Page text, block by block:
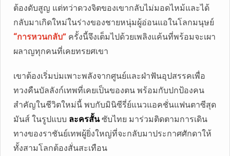
ต้องดับสูญ แต่ทว่าดวงจิตของเขากลับไม่มอดไหม้และได้
กลับมาเกิดใหม่ในร่างของชายหนุ่มผู้อ่อนแอในโลกมนุษย์
“การหวนกลับ” ครั้งนี้จึงเต็มไปด้วยเพลิงแค้นที่พร้อมจะเผา
ผลาญทุกคนที่เคยทรยศเขา
เขาต้องเริ่มบ่มเพาะพลังจากศูนย์และฝ่าฟันอุปสรรคเพื่อ
ทวงคืนบัลลังก์เทพที่เคยเป็นของตน พร้อมกับปกป้องคน
สำคัญในชีวิตใหม่นี้ พบกับมินิซีรี่ย์แนวแอคชั่นแฟนตาซีสุด
มันส์ ในรูปแบบ ละครสั้นซับไทย มาร่วมติดตามการเดิน
ทางของราชันย์เทพผู้ยิ่งใหญ่ที่จะกลับมาประกาศศักดาให้
ทั้งสามโลกต้องสั่นสะเทือน